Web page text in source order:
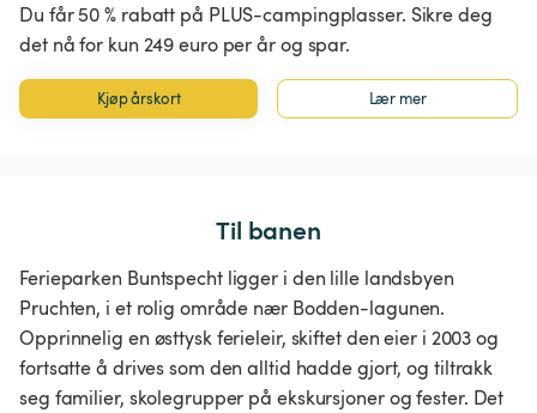
Du får 50 % rabatt på PLUS-campingplasser. Sikre deg
det nå for kun 249 euro per år og spar.
Kjøp årskort Lær mer
Til banen
Ferieparken Buntspecht ligger i den lille landsbyen
Pruchten, i et rolig område nær Bodden-lagunen.
Opprinnelig en østtysk ferieleir, skiftet den eier i 2003 og
fortsatte å drives som den alltid hadde gjort, og tiltrakk
seg familier, skolegrupper på ekskursjoner og fester. Det